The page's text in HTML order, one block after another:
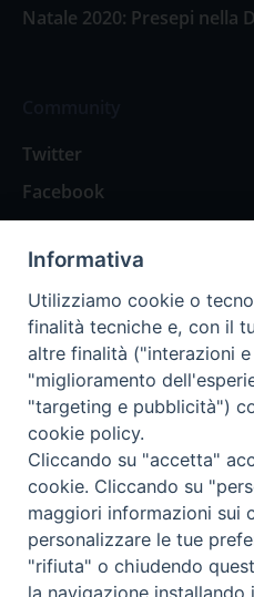
Natale 2020: Presepi nella
Twitter
Facebook
Spazio Lettori
Eventi
Eventi diocesani
Privacy Policy
Informativa
Utilizziamo cookie o
finalità tecniche e, con il
altre finalità ("interazioni
"miglioramento
"targeting e pubblicità")
cookie policy.
Cliccando su "accetta"
cookie. Cliccando su
maggiori informazioni sui
personalizzare le tue
"rifiuta" o chiudendo